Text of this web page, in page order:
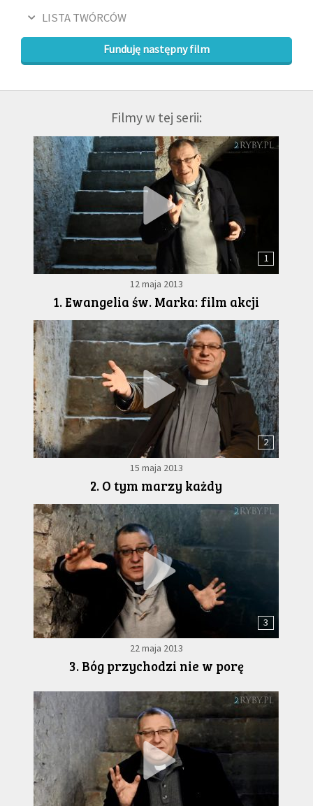
LISTA TWÓRCÓW
Funduję następny film
Filmy w tej serii:
1
12 maja 2013
1. Ewangelia św. Marka: film akcji
2
15 maja 2013
2. O tym marzy każdy
3
22 maja 2013
3. Bóg przychodzi nie w porę